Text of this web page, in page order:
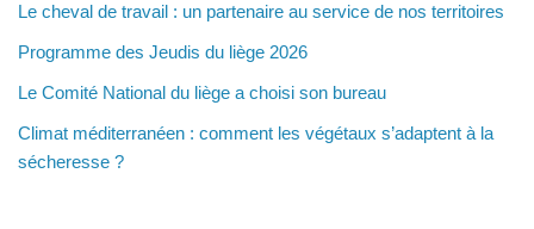
Le cheval de travail : un partenaire au service de nos territoires
Programme des Jeudis du liège 2026
Le Comité National du liège a choisi son bureau
Climat méditerranéen : comment les végétaux s’adaptent à la
sécheresse ?